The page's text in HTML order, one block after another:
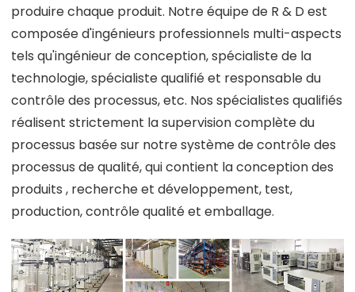
produire chaque produit. Notre équipe de R & D est
composée d'ingénieurs professionnels multi-aspects
tels qu'ingénieur de conception, spécialiste de la
technologie, spécialiste qualifié et responsable du
contrôle des processus, etc. Nos spécialistes qualifiés
réalisent strictement la supervision complète du
processus basée sur notre système de contrôle des
processus de qualité, qui contient la conception des
produits , recherche et développement, test,
production, contrôle qualité et emballage.